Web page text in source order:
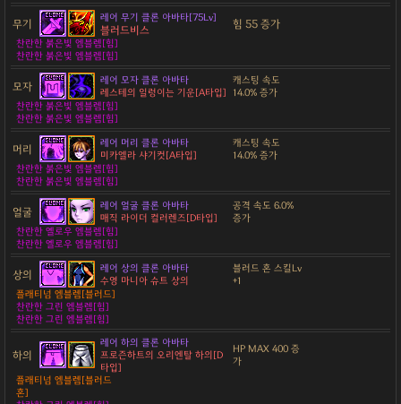
무기 레어 무기 클론 아바타[75Lv]
블러드비스 힘 55 증가
찬란한 붉은빛 엠블렘[힘]
찬란한 붉은빛 엠블렘[힘]
모자
레어 모자 클론 아바타
레스테의 일렁이는 기운[A타입]
캐스팅 속도
14.0% 증가
찬란한 붉은빛 엠블렘[힘]
찬란한 붉은빛 엠블렘[힘]
머리
레어 머리 클론 아바타
미카엘라 샤기컷[A타입]
캐스팅 속도
14.0% 증가
찬란한 붉은빛 엠블렘[힘]
찬란한 붉은빛 엠블렘[힘]
얼굴
레어 얼굴 클론 아바타
매직 라이더 컬러렌즈[D타입]
공격 속도 6.0%
증가
찬란한 옐로우 엠블렘[힘]
찬란한 옐로우 엠블렘[힘]
상의
레어 상의 클론 아바타
수영 마니아 슈트 상의
블러드 혼 스킬Lv
+1
플래티넘 엠블렘[블러드]
찬란한 그린 엠블렘[힘]
찬란한 그린 엠블렘[힘]
하의
레어 하의 클론 아바타
프로즌하트의 오리엔탈 하의[D
타입]
HP MAX 400 증
가
플래티넘 엠블렘[블러드
혼]